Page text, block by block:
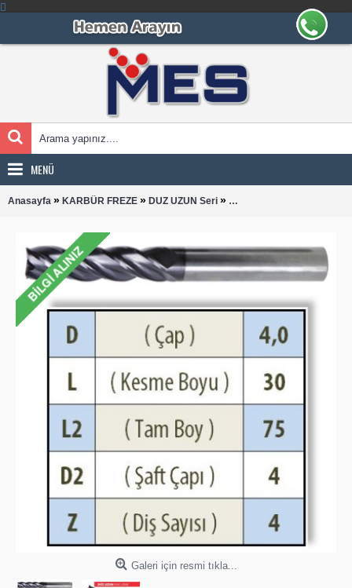
MENÜ
Anasayfa » KARBÜR FREZE » DUZ UZUN Seri » DUZ UZUN 0400 KARBÜR
Galeri için resmi tıkla...